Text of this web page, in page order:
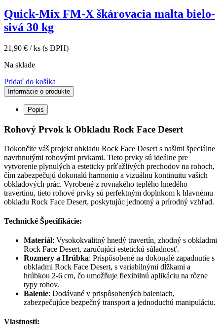
Quick-Mix FM-X škárovacia malta bielo-
sivá 30 kg
21,90 € / ks (s DPH)
Na sklade
Pridať do košíka
Informácie o produkte
Popis
Rohový Prvok k Obkladu Rock Face Desert
Dokončite váš projekt obkladu Rock Face Desert s našimi špeciálne
navrhnutými rohovými prvkami. Tieto prvky sú ideálne pre
vytvorenie plynulých a esteticky príťažlivých prechodov na rohoch,
čím zabezpečujú dokonalú harmoniu a vizuálnu kontinuitu vašich
obkladových prác. Vyrobené z rovnakého teplého hnedého
travertínu, tieto rohové prvky sú perfektným doplnkom k hlavnému
obkladu Rock Face Desert, poskytujúc jednotný a prírodný vzhľad.
Technické Špecifikácie:
Materiál: Vysokokvalitný hnedý travertín, zhodný s obkladmi
Rock Face Desert, zaručujúci estetickú súladnosť.
Rozmery a Hrúbka: Prispôsobené na dokonalé zapadnutie s
obkladmi Rock Face Desert, s variabilnými dĺžkami a
hrúbkou 2-6 cm, čo umožňuje flexibilnú aplikáciu na rôzne
typy rohov.
Balenie: Dodávané v prispôsobených baleniach,
zabezpečujúce bezpečný transport a jednoduchú manipuláciu.
Vlastnosti: